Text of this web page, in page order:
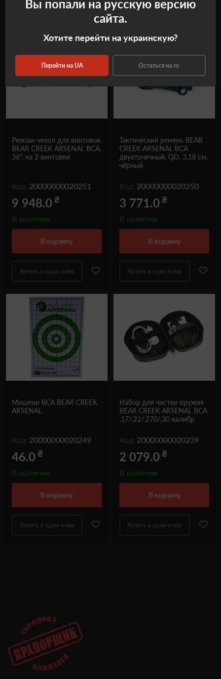
Рекомендуемые товары
Рюкзак-чехол для винтовок
BEAR CREEK ARSENAL BCA,
36", на 2 винтовки
Код 20000000020251
9 948.0 ₴
В наличии
в корзину
Купить в один клик
Тактический ремень BEAR
CREEK ARSENAL BCA
двухточечный, QD, 3,18 см,
чёрный
Код 20000000020250
3 771.0 ₴
В наличии
в корзину
Купить в один клик
Мишени BCA BEAR CREEK
ARSENAL
Код 20000000020249
46.0 ₴
В наличии
в корзину
Купить в один клик
Набор для чистки оружия
BEAR CREEK ARSENAL BCA
.17/.22/.270/.30 калибр
Код 20000000020239
2 079.0 ₴
В наличии
в корзину
Купить в один клик
Вы попали на русскую версию
сайта.
Хотите перейти на украинскую?
Перейти на UA Остаться на ru